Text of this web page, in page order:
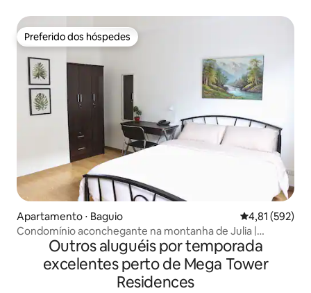
Preferido dos hóspedes
Preferido dos hóspedes
Apartamento ⋅ Baguio 4,81 de uma
4,81 (592)
Condomínio aconchegante na montanha de Julia |
Refúgio para casais
Outros aluguéis por temporada
excelentes perto de Mega Tower
Residences